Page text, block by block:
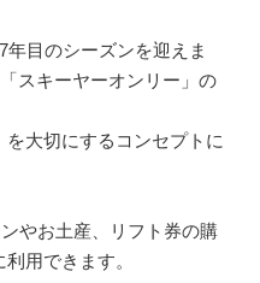
目のシーズンを迎えま
スキーヤーオンリー」の
大切にするコンセプトに
やお土産、リフト券の購
用できます。